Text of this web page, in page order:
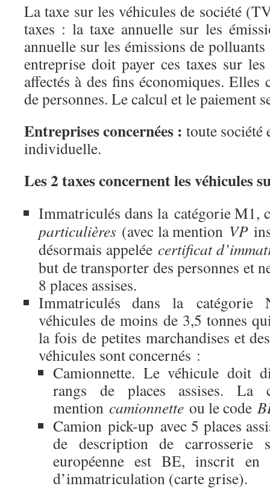
La taxe sur les véhicules de société
taxes : la taxe annuelle sur les
annuelle sur les émissions de
entreprise doit payer ces taxes sur
affectés à des fins économiques. Elles
de personnes. Le calcul et le paiement
Entreprises concernées : toute
individuelle.
Les 2 taxes concernent les véhicules
Immatriculés dans la catégorie M1,
particulières (avec la mention VP
désormais appelée certificat
but de transporter des personnes et
8 places assises.
Immatriculés dans la catégorie
véhicules de moins de 3,5 tonnes
la fois de petites marchandises et
véhicules sont concernés :
Camionnette. Le véhicule doit
rangs de places assises.
mention camionnette ou le code
Camion pick-up avec 5 places
de description de carrosserie
européenne est BE, inscrit
d’immatriculation (carte grise).